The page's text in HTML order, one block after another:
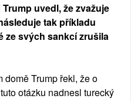
uvedl, že zvažuje
tak příkladu
ze svých sankcí zrušila
domě Trump řekl, že o
otázku nadnesl turecký